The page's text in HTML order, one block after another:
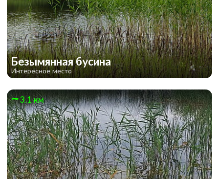
Безымянная бусина
Интересное место
3.1 км